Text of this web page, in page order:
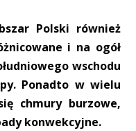
Polski również
i na ogół
wschodu
Ponadto w wielu
chmury burzowe,
konwekcyjne.